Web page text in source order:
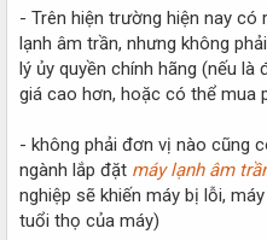
- Trên hiện trường hiện nay
lạnh âm trần, nhưng không
lý ủy quyền chính hãng (nếu là
giá cao hơn, hoặc có thể mua
- không phải đơn vị nào cũng
ngành lắp đặt máy lạnh âm
nghiệp sẽ khiến máy bị lỗi,
tuổi thọ của máy)